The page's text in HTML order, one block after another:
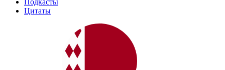
Подкасты
Цитаты